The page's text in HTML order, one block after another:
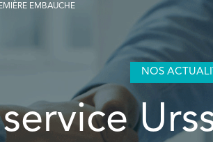
EMBAUCHE
NOS